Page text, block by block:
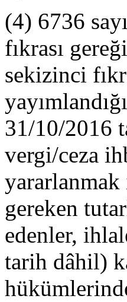
(4) 6736
fıkrası
sekizinci
31/10/2016
vergi/ceza
gereken
edenler,
tarih dâhil)